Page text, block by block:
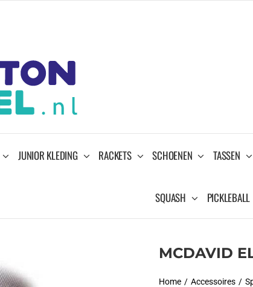
JUNIOR KLEDING RACKETS SCHOENEN TASSEN
SQUASH PICKLEBALL
MCDAVID
Home Accessoires